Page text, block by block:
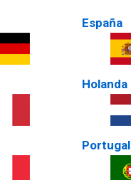
España
Holanda
Portugal